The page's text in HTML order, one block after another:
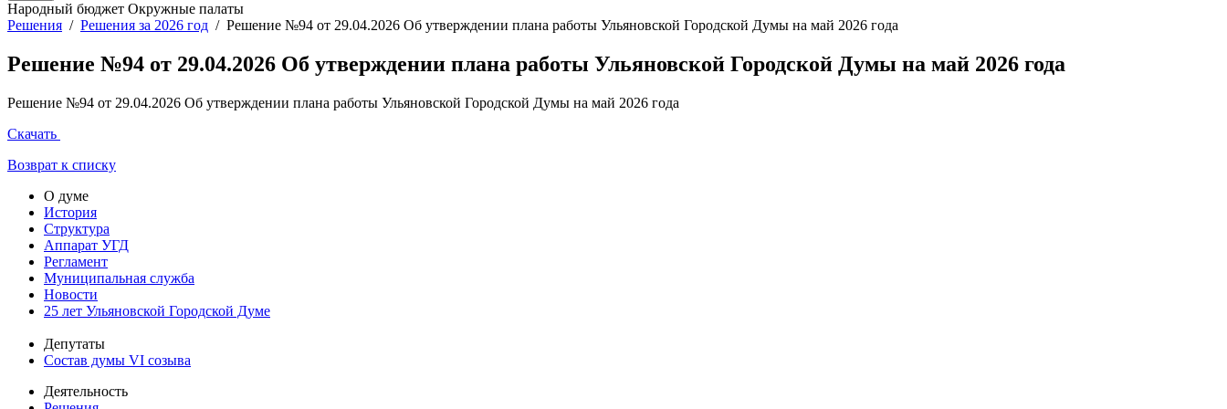
Народный бюджет Окружные палаты
Решения / Решения за 2026 год / Решение №94 от 29.04.2026 Об утверждении плана работы Ульяновской Городской Думы на май 2026 года
Решение №94 от 29.04.2026 Об утверждении плана работы Ульяновской Городской Думы на май 2026 года
Решение №94 от 29.04.2026 Об утверждении плана работы Ульяновской Городской Думы на май 2026 года
Скачать
Возврат к списку
О думе
История
Структура
Аппарат УГД
Регламент
Муниципальная служба
Новости
25 лет Ульяновской Городской Думе
Депутаты
Состав думы VI созыва
Деятельность